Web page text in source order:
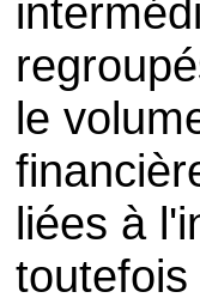
le
liées à